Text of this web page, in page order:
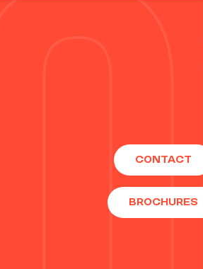
CONTACT
BROCHURES